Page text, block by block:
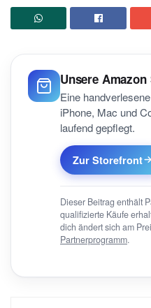
Unsere
Eine
iPhone, Mac und
laufend gepflegt.
Zur Storefront
Dieser Beitrag enthält
qualifizierte Käufe
dich ändert sich am
Partnerprogramm.